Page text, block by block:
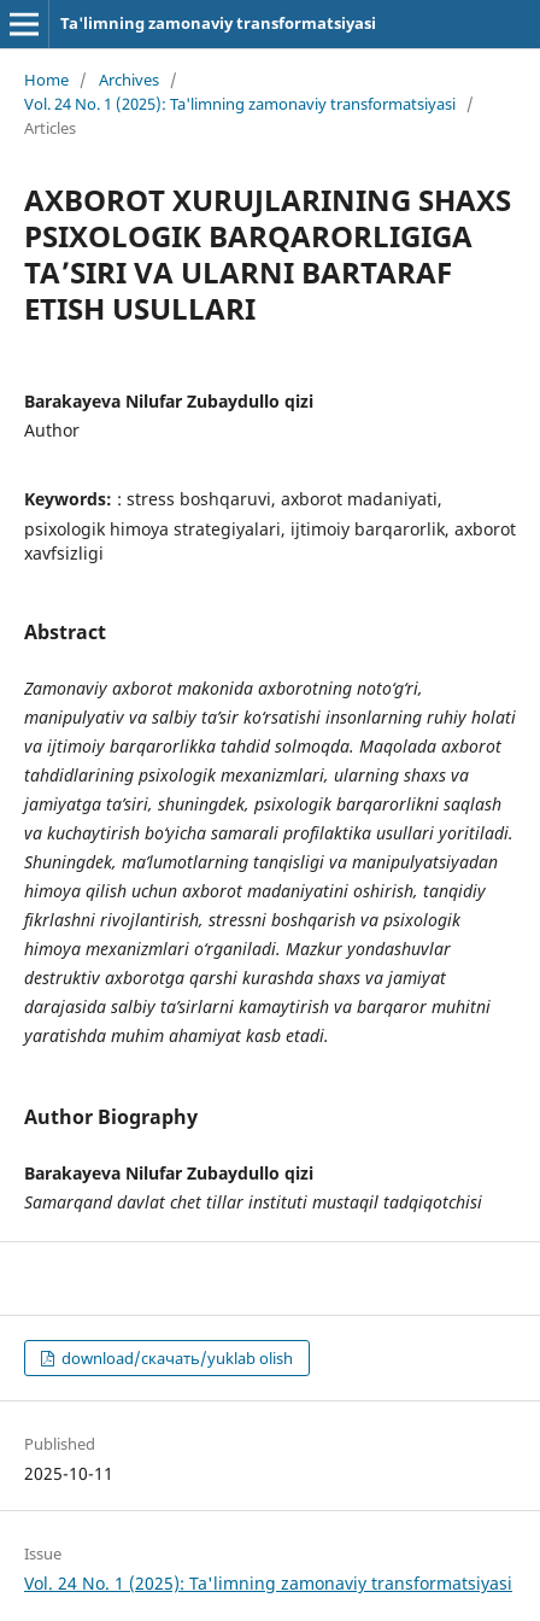
Ta'limning zamonaviy transformatsiyasi
Home / Archives /
Vol. 24 No. 1 (2025): Ta'limning zamonaviy transformatsiyasi /
Articles
AXBOROT XURUJLARINING SHAXS
PSIXOLOGIK BARQARORLIGIGA
TA’SIRI VA ULARNI BARTARAF
ETISH USULLARI
Barakayeva Nilufar Zubaydullo qizi
Author
Keywords: : stress boshqaruvi, axborot madaniyati,
psixologik himoya strategiyalari, ijtimoiy barqarorlik, axborot
xavfsizligi
Abstract
Zamonaviy axborot makonida axborotning noto‘g‘ri,
manipulyativ va salbiy ta’sir ko‘rsatishi insonlarning ruhiy holati
va ijtimoiy barqarorlikka tahdid solmoqda. Maqolada axborot
tahdidlarining psixologik mexanizmlari, ularning shaxs va
jamiyatga ta’siri, shuningdek, psixologik barqarorlikni saqlash
va kuchaytirish bo‘yicha samarali profilaktika usullari yoritiladi.
Shuningdek, ma’lumotlarning tanqisligi va manipulyatsiyadan
himoya qilish uchun axborot madaniyatini oshirish, tanqidiy
fikrlashni rivojlantirish, stressni boshqarish va psixologik
himoya mexanizmlari o‘rganiladi. Mazkur yondashuvlar
destruktiv axborotga qarshi kurashda shaxs va jamiyat
darajasida salbiy ta’sirlarni kamaytirish va barqaror muhitni
yaratishda muhim ahamiyat kasb etadi.
Author Biography
Barakayeva Nilufar Zubaydullo qizi
Samarqand davlat chet tillar instituti mustaqil tadqiqotchisi
download/скачать/yuklab olish
Published
2025-10-11
Issue
Vol. 24 No. 1 (2025): Ta'limning zamonaviy transformatsiyasi